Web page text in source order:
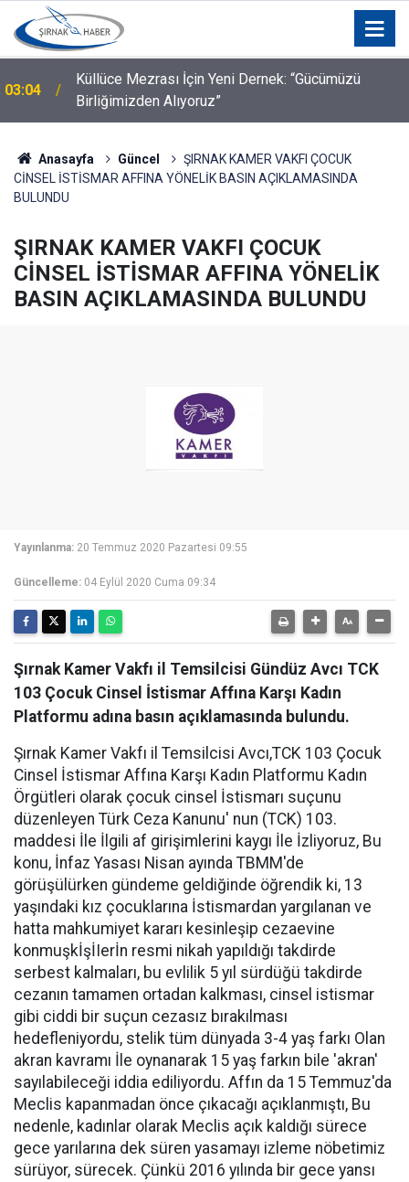
03:04
Küllüce Mezrası İçin Yeni Dernek: “Gücümüzü
Birliğimizden Alıyoruz”
Anasayfa Güncel
ŞIRNAK KAMER VAKFI ÇOCUK
CİNSEL İSTİSMAR AFFINA YÖNELİK BASIN AÇIKLAMASINDA
BULUNDU
ŞIRNAK KAMER VAKFI ÇOCUK
CİNSEL İSTİSMAR AFFINA YÖNELİK
BASIN AÇIKLAMASINDA BULUNDU
Yayınlanma: 20 Temmuz 2020 Pazartesi 09:55
Güncelleme: 04 Eylül 2020 Cuma 09:34
Şırnak Kamer Vakfı il Temsilcisi Gündüz Avcı TCK
103 Çocuk Cinsel İstismar Affına Karşı Kadın
Platformu adına basın açıklamasında bulundu.
Şırnak Kamer Vakfı il Temsilcisi Avcı,TCK 103 Çocuk
Cinsel İstismar Affına Karşı Kadın Platformu Kadın
Örgütleri olarak çocuk cinsel İstismarı suçunu
düzenleyen Türk Ceza Kanunu' nun (TCK) 103.
maddesi İle İlgili af girişimlerini kaygı İle İzliyoruz, Bu
konu, İnfaz Yasası Nisan ayında TBMM'de
görüşülürken gündeme geldiğinde öğrendik ki, 13
yaşındaki kız çocuklarına İstismardan yargılanan ve
hatta mahkumiyet kararı kesinleşip cezaevine
konmuşkİşİIerİn resmi nikah yapıldığı takdirde
serbest kalmaları, bu evlilik 5 yıl sürdüğü takdirde
cezanın tamamen ortadan kalkması, cinsel istismar
gibi ciddi bir suçun cezasız bırakılması
hedefleniyordu, stelik tüm dünyada 3-4 yaş farkı Olan
akran kavramı İle oynanarak 15 yaş farkın bile 'akran'
sayılabileceği iddia ediliyordu. Affın da 15 Temmuz'da
Meclis kapanmadan önce çıkacağı açıklanmıştı, Bu
nedenle, kadınlar olarak Meclis açık kaldığı sürece
gece yarılarına dek süren yasamayı izleme nöbetimiz
sürüyor, sürecek. Çünkü 2016 yılında bir gece yansı